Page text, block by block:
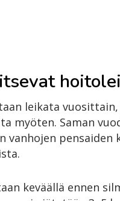
leikata
myöten. Saman
vanhojen
keväällä ennen